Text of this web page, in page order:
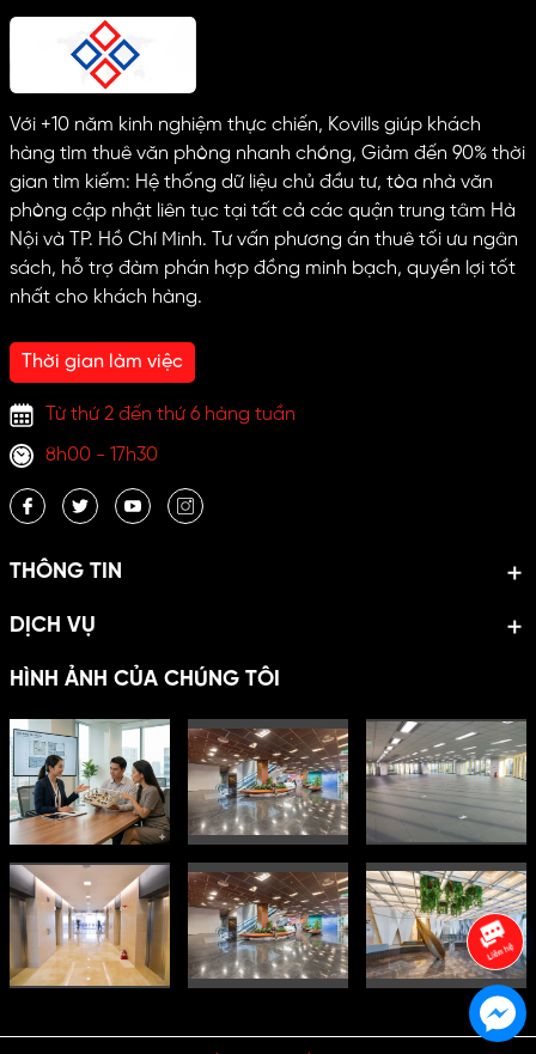
Với +10 năm kinh nghiệm thực chiến, Kovills giúp khách
hàng tìm thuê văn phòng nhanh chóng, Giảm đến 90% thời
gian tìm kiếm: Hệ thống dữ liệu chủ đầu tư, tòa nhà văn
phòng cập nhật liên tục tại tất cả các quận trung tâm Hà
Nội và TP. Hồ Chí Minh. Tư vấn phương án thuê tối ưu ngân
sách, hỗ trợ đàm phán hợp đồng minh bạch, quyền lợi tốt
nhất cho khách hàng.
Thời gian làm việc
Từ thứ 2 đến thứ 6 hàng tuần
8h00 - 17h30
THÔNG TIN
DỊCH VỤ
HÌNH ẢNH CỦA CHÚNG TÔI